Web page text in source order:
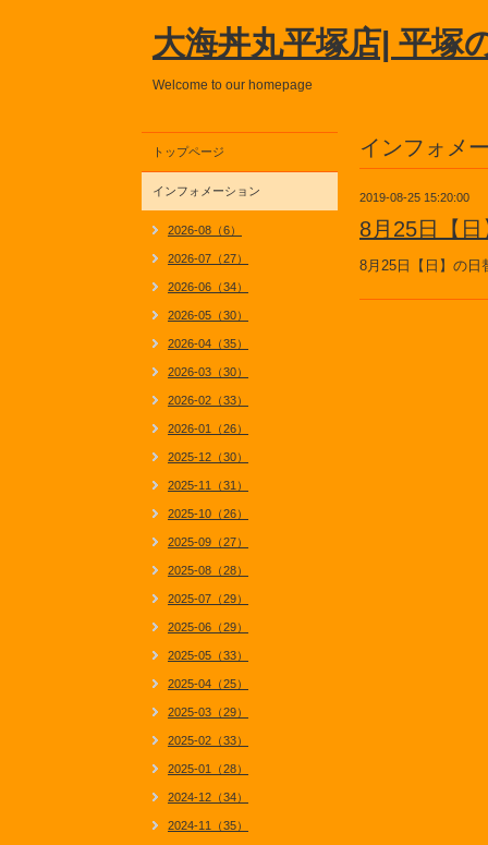
大海丼丸平塚店| 平塚
Welcome to our homepage
インフォメ
2019-08-25 15:20:00
8月25日【
8月25日【日】の
トップページ
インフォメーション
2026-08（6）
2026-07（27）
2026-06（34）
2026-05（30）
2026-04（35）
2026-03（30）
2026-02（33）
2026-01（26）
2025-12（30）
2025-11（31）
2025-10（26）
2025-09（27）
2025-08（28）
2025-07（29）
2025-06（29）
2025-05（33）
2025-04（25）
2025-03（29）
2025-02（33）
2025-01（28）
2024-12（34）
2024-11（35）